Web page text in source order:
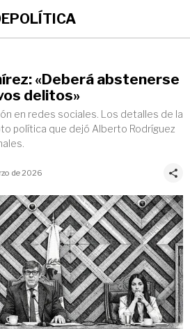
«Deberá abstenerse
delitos»
en redes sociales. Los detalles de la
política que dejó Alberto Rodríguez
de 2026